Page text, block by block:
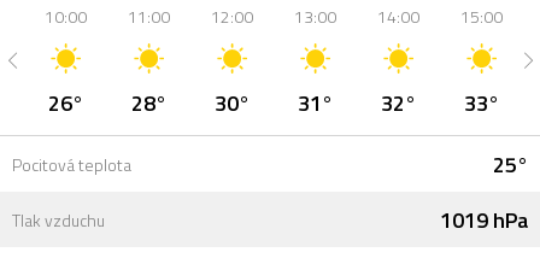
10:00
26°
11:00
28°
12:00
30°
13:00
31°
14:00
32°
15:00
33°
Pocitová teplota 25°
Tlak vzduchu 1019 hPa